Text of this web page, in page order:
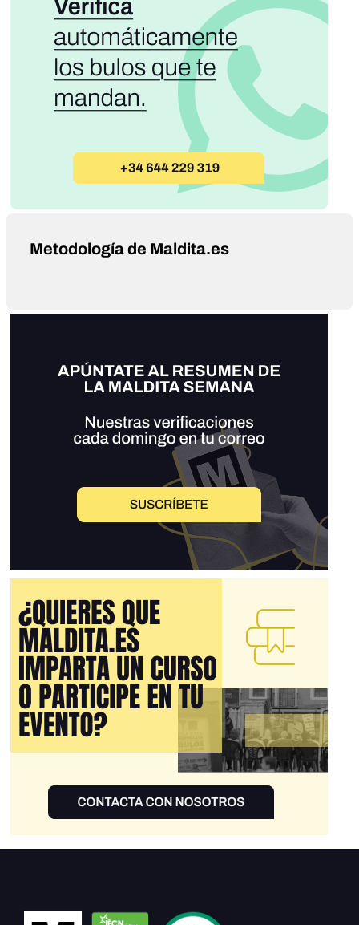
Metodología de Maldita.es